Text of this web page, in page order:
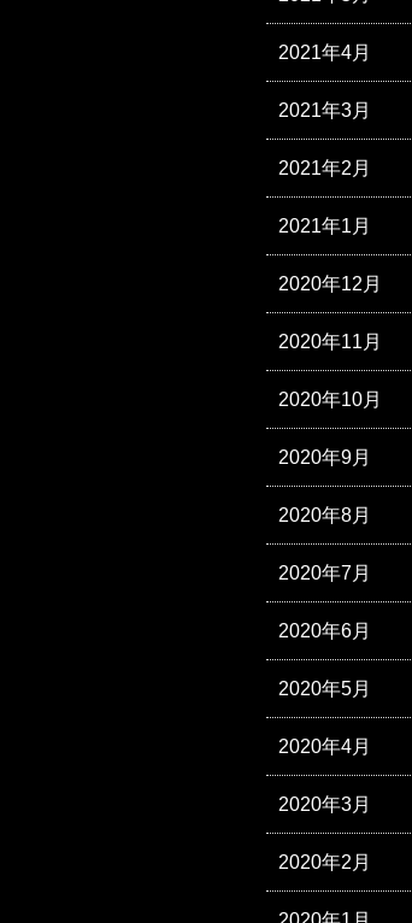
2021年4月
2021年3月
2021年2月
2021年1月
2020年12月
2020年11月
2020年10月
2020年9月
2020年8月
2020年7月
2020年6月
2020年5月
2020年4月
2020年3月
2020年2月